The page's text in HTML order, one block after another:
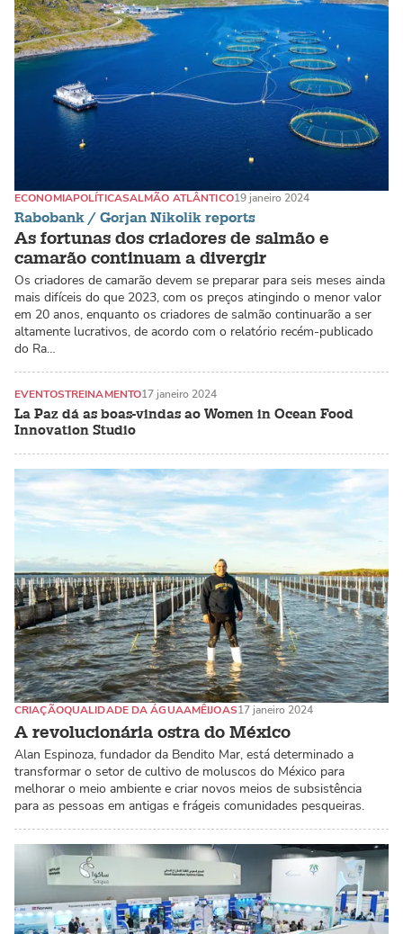
Rabobank / Gorjan Nikolik reports
As fortunas dos criadores de salmão e
camarão continuam a divergir
ECONOMIAPOLÍTICASALMÃO ATLÂNTICO19 janeiro 2024
Os criadores de camarão devem se preparar para seis meses ainda
mais difíceis do que 2023, com os preços atingindo o menor valor
em 20 anos, enquanto os criadores de salmão continuarão a ser
altamente lucrativos, de acordo com o relatório recém-publicado
do Ra…
La Paz dá as boas-vindas ao Women in Ocean Food
Innovation Studio
EVENTOSTREINAMENTO17 janeiro 2024
A revolucionária ostra do México
CRIAÇÃOQUALIDADE DA ÁGUAAMÊIJOAS17 janeiro 2024
Alan Espinoza, fundador da Bendito Mar, está determinado a
transformar o setor de cultivo de moluscos do México para
melhorar o meio ambiente e criar novos meios de subsistência
para as pessoas em antigas e frágeis comunidades pesqueiras.